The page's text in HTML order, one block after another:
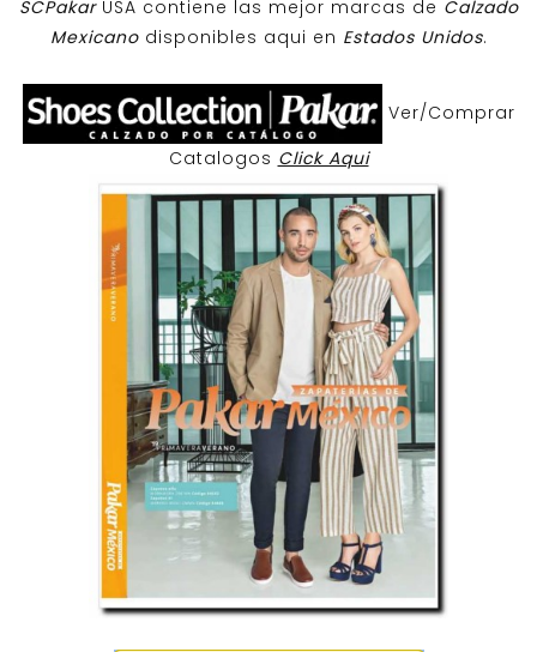
SCPakar USA contiene las mejor marcas de Calzado
Mexicanodisponibles aqui en Estados Unidos.
Ver/Comprar
Catalogos Click Aqui